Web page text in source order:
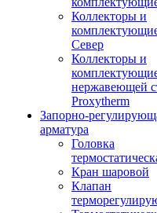
Коллекторы и
Север
Коллекторы и
нержавеющей
Proxytherm
Запорно-
арматура
Головка
Кран шаровой
Клапан